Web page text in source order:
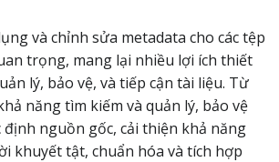
và chỉnh sửa metadata cho các tệp
trọng, mang lại nhiều lợi ích thiết
lý, bảo vệ, và tiếp cận tài liệu. Từ
năng tìm kiếm và quản lý, bảo vệ
định nguồn gốc, cải thiện khả năng
khuyết tật, chuẩn hóa và tích hợp